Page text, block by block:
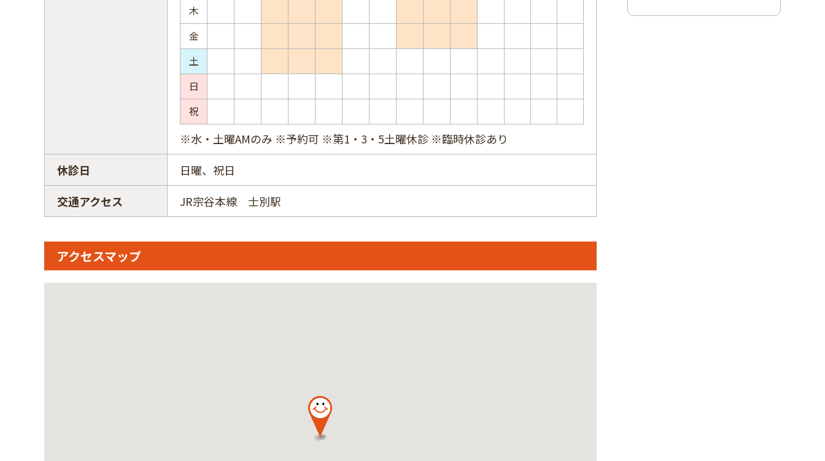
木
金
土
日
祝
※水・土曜AMのみ ※予約可 ※第1・3・5土曜休診 ※臨時休診あり
休診日
日曜、祝日
交通アクセス
JR宗谷本線 士別駅
アクセスマップ